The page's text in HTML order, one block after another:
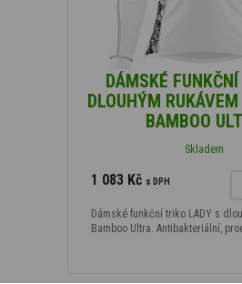
DÁMSKÉ
DLOUHÝM
BAMBOO
Skladem
1 083 Kč s DPH
Dámské funkční triko LADY s
Bamboo Ultra. Antibakteriální,